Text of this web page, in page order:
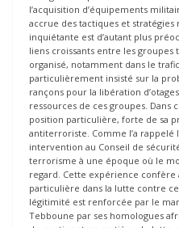
l’acquisition d’équipements
accrue des tactiques et
inquiétante est d’autant plus
liens croissants entre les
organisé, notamment dans le
particulièrement insisté sur la
rançons pour la libération
ressources de ces groupes. Dans
position particulière, forte de sa
antiterroriste. Comme l’a rappelé
intervention au Conseil de
terrorisme à une époque où le
regard. Cette expérience confère
particulière dans la lutte contre
légitimité est renforcée par le
Tebboune par ses homologues